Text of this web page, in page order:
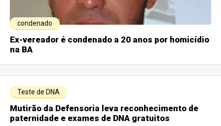
condenado
Ex-vereador é condenado a 20 anos por homicídio
na BA
Teste de DNA
Mutirão da Defensoria leva reconhecimento de
paternidade e exames de DNA gratuitos